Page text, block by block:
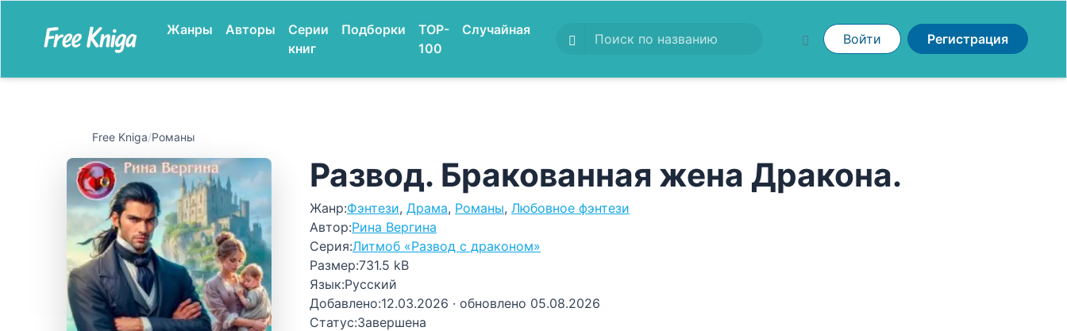
Жанры Авторы
Серии
книг
Подборки
TOP-
100
Случайная
Войти Регистрация
Free Kniga/Романы
Развод. Бракованная жена Дракона.
Жанр:Фэнтези, Драма, Романы, Любовное фэнтези
Автор:Рина Вергина
Серия:Литмоб «Развод с драконом»
Размер:731.5 kB
Язык:Русский
Добавлено:12.03.2026 · обновлено 05.08.2026
Статус:Завершена